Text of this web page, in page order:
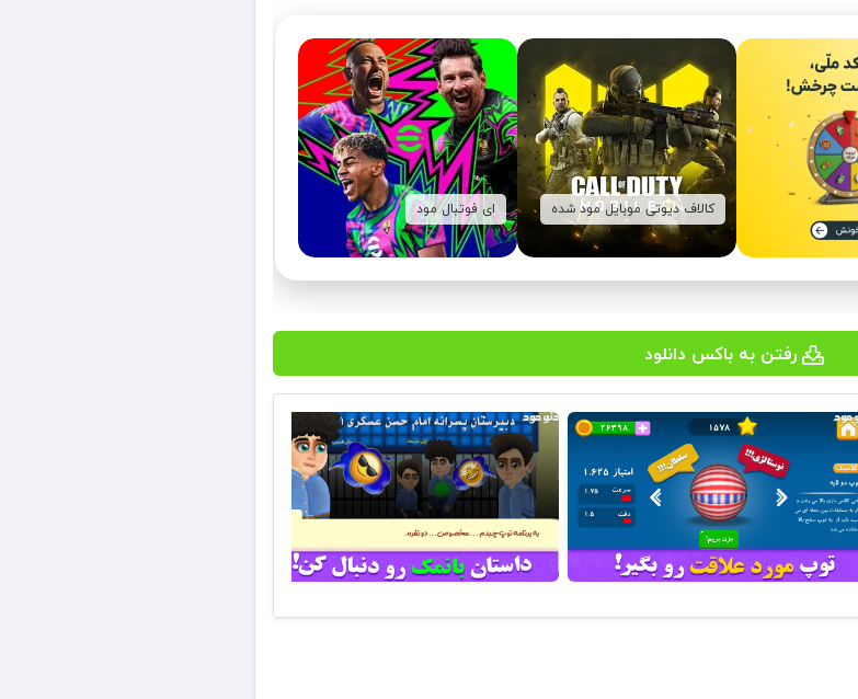
کالاف دیوتی موبایل مود شده ای فوتبال مود
رفتن به باکس دانلود